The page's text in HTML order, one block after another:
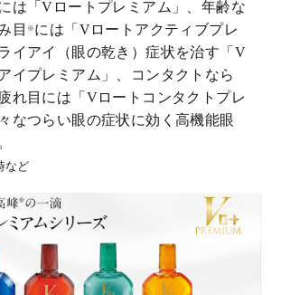
は「Vロートプレミアム」、年齢な
目 ※ には「Vロートアクティブプレ
イアイ（眼の乾き）症状を治す「V
イプレミアム」、コンタクトなら
れ目には「Vロートコンタクトプレ
なつらい眼の症状に効く高機能眼
など